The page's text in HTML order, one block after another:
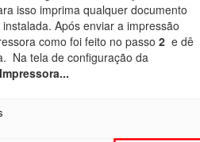
isso imprima qualquer documento
Após enviar a impressão
como foi feito no passo 2 e dê
Na tela de configuração da